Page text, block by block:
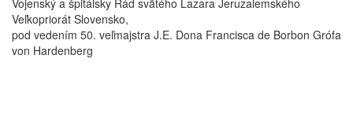
Vojenský a špitálsky Rád svätého Lazara Jeruzalemského
Veľkopriorát Slovensko,
pod vedením 50. veľmajstra J.E. Dona Francisca de Borbon Grófa
von Hardenberg